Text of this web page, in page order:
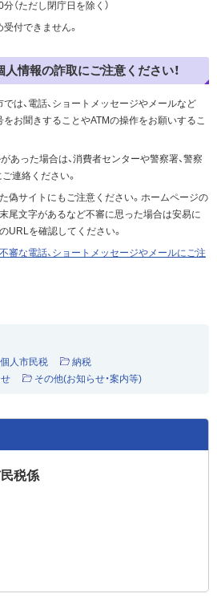
（ただし閉庁日を除く）
付できません。
情報の詐取にご注意ください！
は、電話、ショートメッセージやメールなど
をお聞きすることやATMの操作をお願いするこ
あった場合は、消費者センターや警察署、警察
連絡ください。
偽サイトにもご注意ください。ホームページの
尾文字があるなど不審に思った場合は安易に
URLを確認してください。
審な電話、ショートメッセージやメールにご注
個人市民税
納税
その他(お知らせ・案内等)
税係